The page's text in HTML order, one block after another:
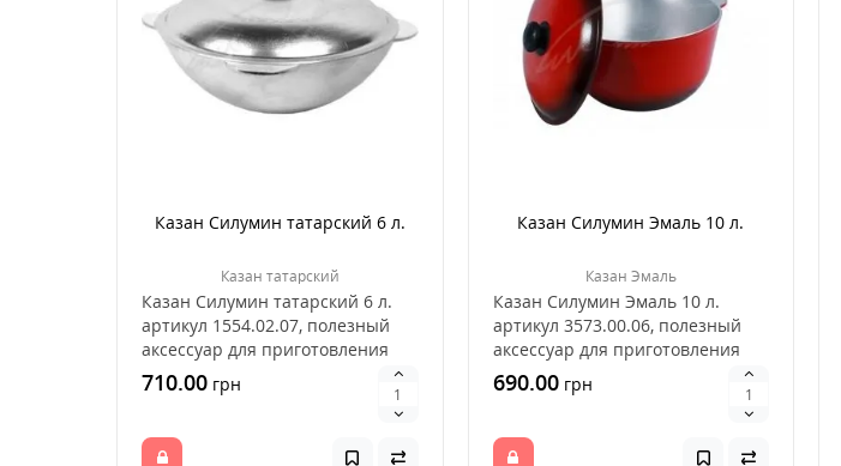
Казан Силумин татарский 6 л.
Казан татарский
Казан Силумин татарский 6 л.
артикул 1554.02.07, полезный
аксессуар для приготовления
пищи на открыт..
710.00 грн
Казан Силумин Эмаль 10 л.
Казан Эмаль
Казан Силумин Эмаль 10 л.
артикул 3573.00.06, полезный
аксессуар для приготовления
пищи на открытом ..
690.00грн